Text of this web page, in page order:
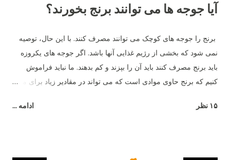
آیا جوجه ها می توانند برنج بخورند؟
برنج را جوجه های کوچک می توانند مصرف کنند. با این حال، توصیه
نمی شود که بخشی از رژیم غذایی آنها باشد. اگر جوجه های یکروزه
باید برنج مصرف کنند باید آن را بپزند و کم بدهند. ما نباید فراموش
کنیم که برنج حاوی موادی است که می تواند در مقادیر زیاد برای مرغ
۱۵ نظر ادامه ...